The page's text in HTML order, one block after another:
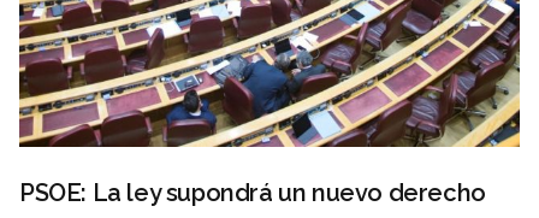
PSOE: La ley supondrá un nuevo derecho